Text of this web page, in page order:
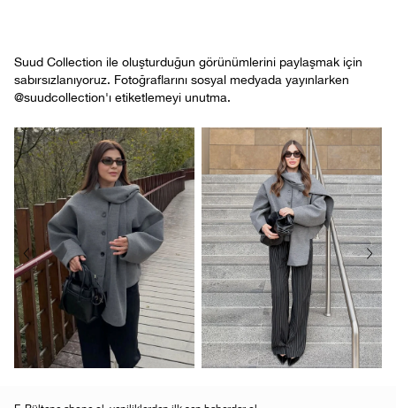
Suud Collection ile oluşturduğun görünümlerini paylaşmak için
sabırsızlanıyoruz. Fotoğraflarını sosyal medyada yayınlarken
@suudcollection'ı etiketlemeyi unutma.